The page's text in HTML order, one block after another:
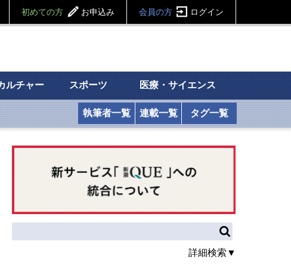
初めての方 お申込み 会員の方 ログイン
ルチャー スポーツ 医療・サイエンス
執筆者一覧 連載一覧 タグ一覧
詳細検索▼